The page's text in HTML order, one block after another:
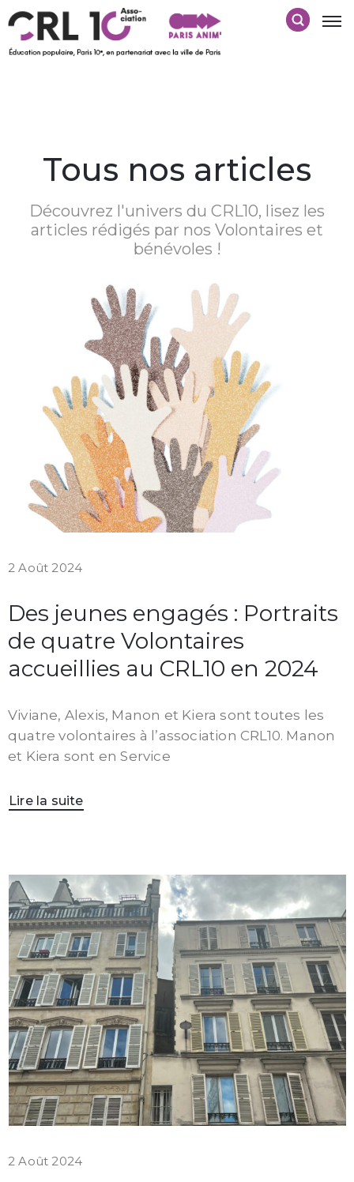
Tous nos articles
Découvrez l'univers du CRL10, lisez les
articles rédigés par nos Volontaires et
bénévoles !
2 Août 2024
Des jeunes engagés : Portraits
de quatre Volontaires
accueillies au CRL10 en 2024
Viviane, Alexis, Manon et Kiera sont toutes les
quatre volontaires à l’association CRL10. Manon
et Kiera sont en Service
Lire la suite
2 Août 2024